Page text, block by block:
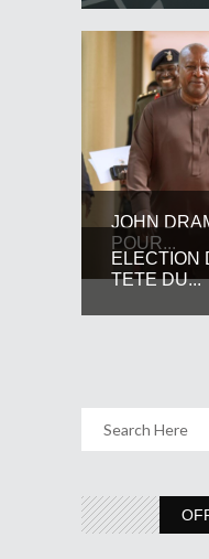
JOHN
POUR...
ELECTION
TETE DU...